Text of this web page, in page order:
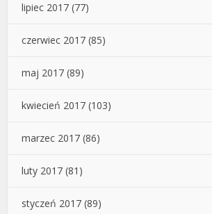
lipiec 2017 (77)
czerwiec 2017 (85)
maj 2017 (89)
kwiecień 2017 (103)
marzec 2017 (86)
luty 2017 (81)
styczeń 2017 (89)